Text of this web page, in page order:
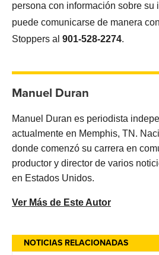
NOTICIAS RELACIONADAS
persona con información sobre su
puede comunicarse de manera
Stoppers al 901-528-2274.
Manuel Duran
Manuel Duran es periodista
actualmente en Memphis, TN.
donde comenzó su carrera en
productor y director de varios
en Estados Unidos.
Ver Más de Este Autor